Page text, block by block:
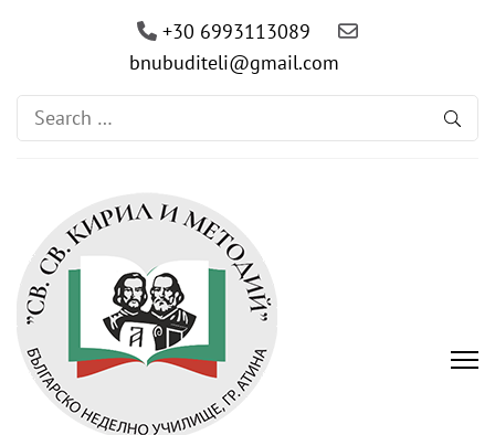
+30 6993113089
bnubuditeli@gmail.com
Search
for: